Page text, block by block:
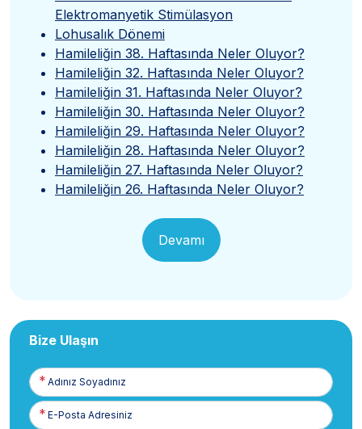
Elektromanyetik Stimülasyon
Lohusalık Dönemi
Hamileliğin 38. Haftasında Neler Oluyor?
Hamileliğin 32. Haftasında Neler Oluyor?
Hamileliğin 31. Haftasında Neler Oluyor?
Hamileliğin 30. Haftasında Neler Oluyor?
Hamileliğin 29. Haftasında Neler Oluyor?
Hamileliğin 28. Haftasında Neler Oluyor?
Hamileliğin 27. Haftasında Neler Oluyor?
Hamileliğin 26. Haftasında Neler Oluyor?
Devamı
Bize Ulaşın
Adınız
Soyadınız
E-
Posta